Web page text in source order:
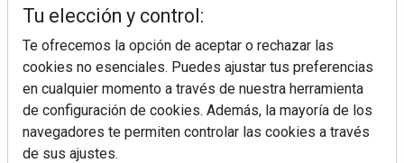
Sapienstone y Cupa Stone refuerzan
su alianza con una nueva superficie
cerámica que anticipa las tendencias
de interiorismo
Crecimiento a distintas velocidades: el
futuro económico de Andalucía,
Canarias, Ceuta y Melilla
Tu elección y control:
Te ofrecemos la opción de aceptar o rechazar las
cookies no esenciales. Puedes ajustar tus preferencias
en cualquier momento a través de nuestra herramienta
de configuración de cookies. Además, la mayoría de los
navegadores te permiten controlar las cookies a través
de sus ajustes.